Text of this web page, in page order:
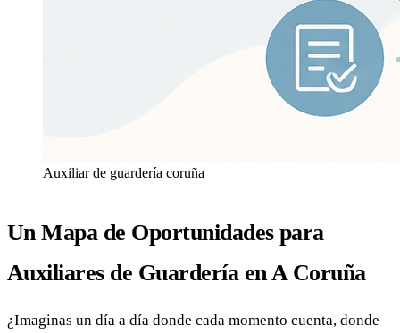
Auxiliar de guardería coruña
Un Mapa de Oportunidades para
Auxiliares de Guardería en A Coruña
¿Imaginas un día a día donde cada momento cuenta, donde